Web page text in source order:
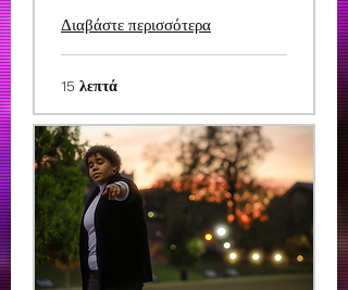
Διαβάστε περισσότερα
15 λεπτά